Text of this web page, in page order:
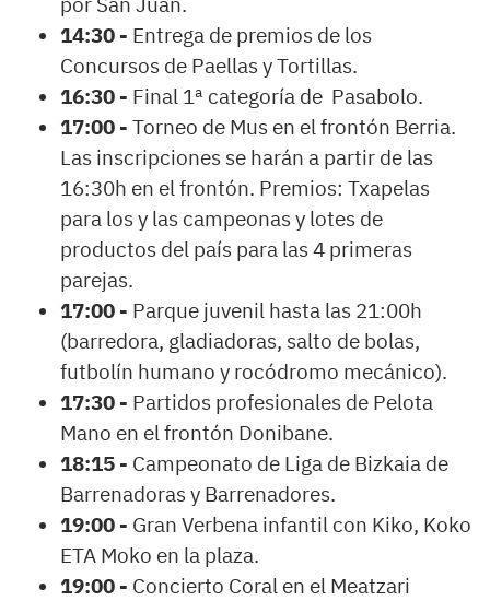
14:30 - Entrega de premios de los
Concursos de Paellas y Tortillas.
16:30 - Final 1ª categoría de Pasabolo.
17:00 - Torneo de Mus en el frontón Berria.
Las inscripciones se harán a partir de las
16:30h en el frontón. Premios: Txapelas
para los y las campeonas y lotes de
productos del país para las 4 primeras
parejas.
17:00 - Parque juvenil hasta las 21:00h
(barredora, gladiadoras, salto de bolas,
futbolín humano y rocódromo mecánico).
17:30 - Partidos profesionales de Pelota
Mano en el frontón Donibane.
18:15 - Campeonato de Liga de Bizkaia de
Barrenadoras y Barrenadores.
19:00 - Gran Verbena infantil con Kiko, Koko
ETA Moko en la plaza.
19:00 - Concierto Coral en el Meatzari